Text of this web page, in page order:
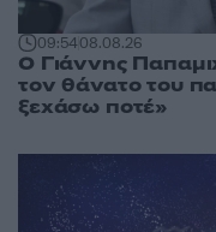
09:5408.08.26
Ο Γιάννης
τον θάνατο του
ξεχάσω ποτέ»